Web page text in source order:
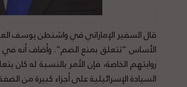
قال السفير الإماراتي في واشنطن يوسف
الأساس “تتعلق بمنع الضم”. وأضاف أنه في
روايتهم الخاصة، فإن الأمر بالنسبة له
السيادة الإسرائيلية على أجزاء كبيرة من